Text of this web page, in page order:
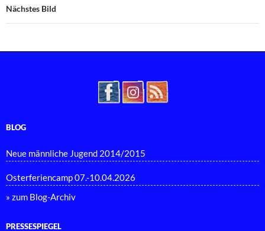
Nächstes Bild
BLOG
Neue männliche Jugend 2014/2015
Osterferiencamp 07.-10.04.2026
» zum Blog-Archiv
PRESSESPIEGEL